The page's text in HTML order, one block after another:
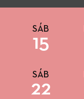
SÁB
15
SÁB
22